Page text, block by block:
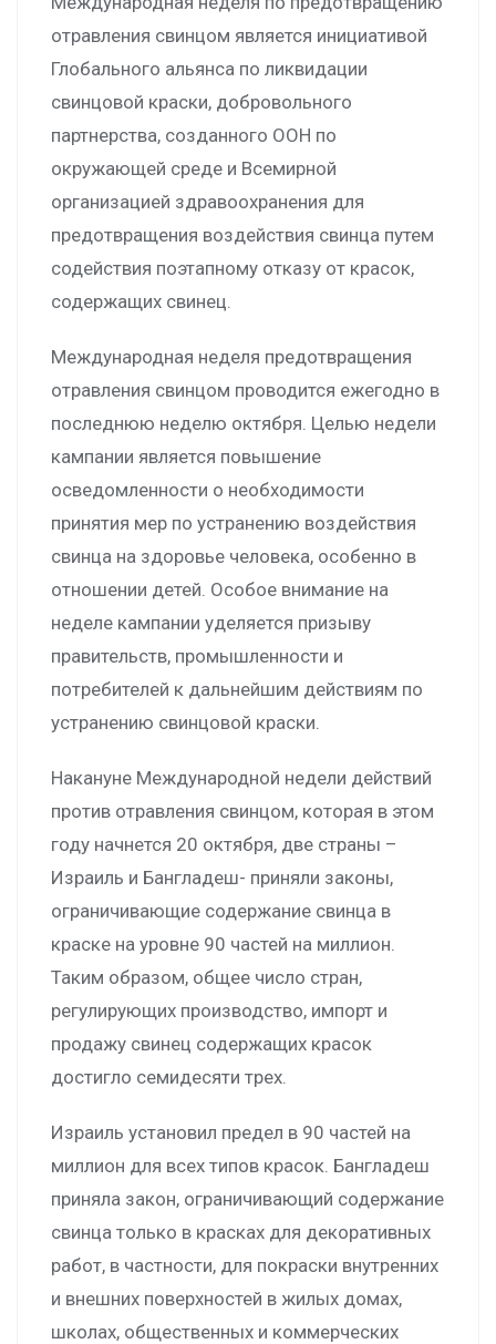
отравления свинцом является инициативой
Глобального альянса по ликвидации
свинцовой краски, добровольного
партнерства, созданного ООН по
окружающей среде и Всемирной
организацией здравоохранения для
предотвращения воздействия свинца путем
содействия поэтапному отказу от красок,
содержащих свинец.
Международная неделя предотвращения
отравления свинцом проводится ежегодно в
последнюю неделю октября. Целью недели
кампании является повышение
осведомленности о необходимости
принятия мер по устранению воздействия
свинца на здоровье человека, особенно в
отношении детей. Особое внимание на
неделе кампании уделяется призыву
правительств, промышленности и
потребителей к дальнейшим действиям по
устранению свинцовой краски.
Накануне Международной недели действий
против отравления свинцом, которая в этом
году начнется 20 октября, две страны –
Израиль и Бангладеш- приняли законы,
ограничивающие содержание свинца в
краске на уровне 90 частей на миллион.
Таким образом, общее число стран,
регулирующих производство, импорт и
продажу свинец содержащих красок
достигло семидесяти трех.
Израиль установил предел в 90 частей на
миллион для всех типов красок. Бангладеш
приняла закон, ограничивающий содержание
свинца только в красках для декоративных
работ, в частности, для покраски внутренних
и внешних поверхностей в жилых домах,
школах, общественных и коммерческих